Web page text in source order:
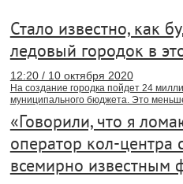
Стало известно, как
ледовый городок в
12:20 / 10 октября 2020
На создание городка пойдет 24
муниципального бюджета. Это
«Говорили, что я
оператор кол-центра
всемирно известным